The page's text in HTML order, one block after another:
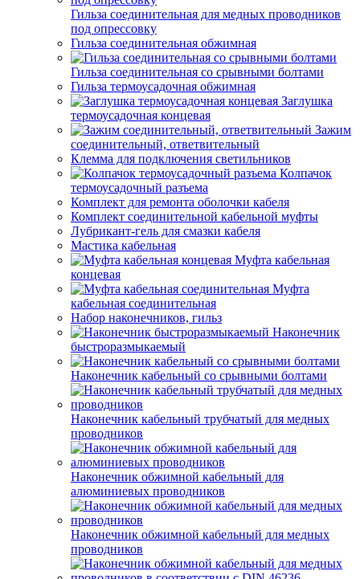
Гильза соединительная для медных проводников
под опрессовку
Гильза соединительная обжимная
Гильза соединительная со срывными болтами
Гильза термоусадочная обжимная
Заглушка
термоусадочная концевая
Зажим
соединительный, ответвительный
Клемма для подключения светильников
Колпачок
термоусадочный разъема
Комплект для ремонта оболочки кабеля
Комплект соединительной кабельной муфты
Лубрикант-гель для смазки кабеля
Мастика кабельная
Муфта кабельная
концевая
Муфта
кабельная соединительная
Набор наконечников, гильз
Наконечник
быстроразмыкаемый
Наконечник кабельный со срывными болтами
Наконечник кабельный трубчатый для медных
проводников
Наконечник обжимной кабельный для
алюминиевых проводников
Наконечник обжимной кабельный для медных
проводников